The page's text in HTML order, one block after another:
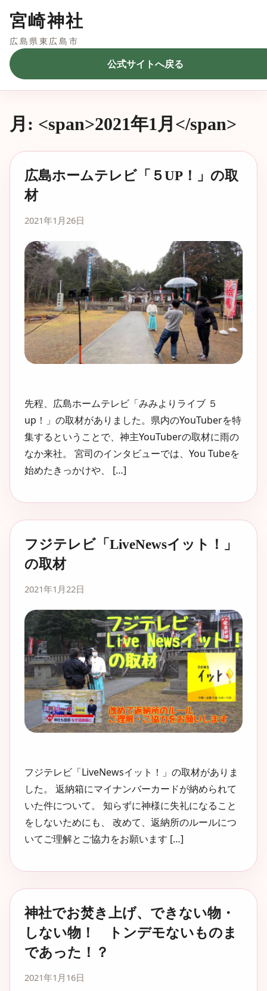
宮崎神社
広島県東広島市
公式サイトへ戻る
月: <span>2021年1月</span>
広島ホームテレビ「５UP！」の取
材
2021年1月26日
先程、広島ホームテレビ「みみよりライブ ５
up！」の取材がありました。県内のYouTuberを特
集するということで、神主YouTuberの取材に雨の
なか来社。 宮司のインタビューでは、You Tubeを
始めたきっかけや、 […]
フジテレビ「LiveNewsイット！」
の取材
2021年1月22日
フジテレビ「LiveNewsイット！」の取材がありま
した。 返納箱にマイナンバーカードが納められて
いた件について。 知らずに神様に失礼になること
をしないためにも、 改めて、返納所のルールにつ
いてご理解とご協力をお願います […]
神社でお焚き上げ、できない物・
しない物！ トンデモないものま
であった！？
2021年1月16日